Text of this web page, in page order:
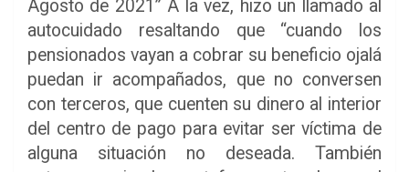
Agosto de 2021” A la vez, hizo un llamado al
autocuidado resaltando que “cuando los
pensionados vayan a cobrar su beneficio ojalá
puedan ir acompañados, que no conversen
con terceros, que cuenten su dinero al interior
del centro de pago para evitar ser víctima de
alguna situación no deseada. También